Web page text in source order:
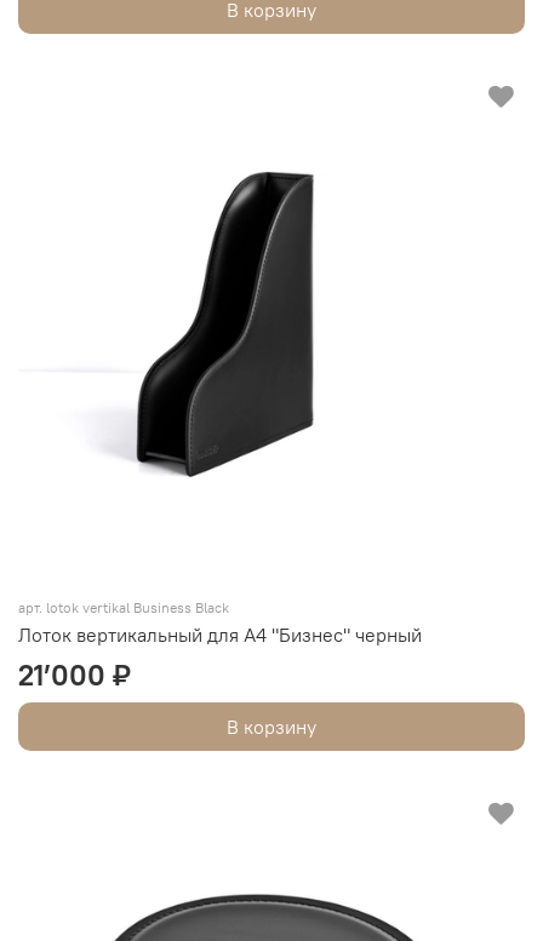
В корзину
арт. lotok vertikal Business Black
Лоток вертикальный для А4 "Бизнес" черный
21’000 ₽
В корзину